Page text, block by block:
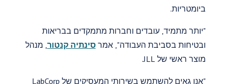
ביומטריות.
"יותר מתמיד, עובדים וחברות מתמקדים בבריאות
ובטיחות בסביבת העבודה", אמרסינתיה קנטור , מנהל
מוצר ראשי של JLL.
"אנו גאים להשתמש בשירותי המעסיקים של LabCorp